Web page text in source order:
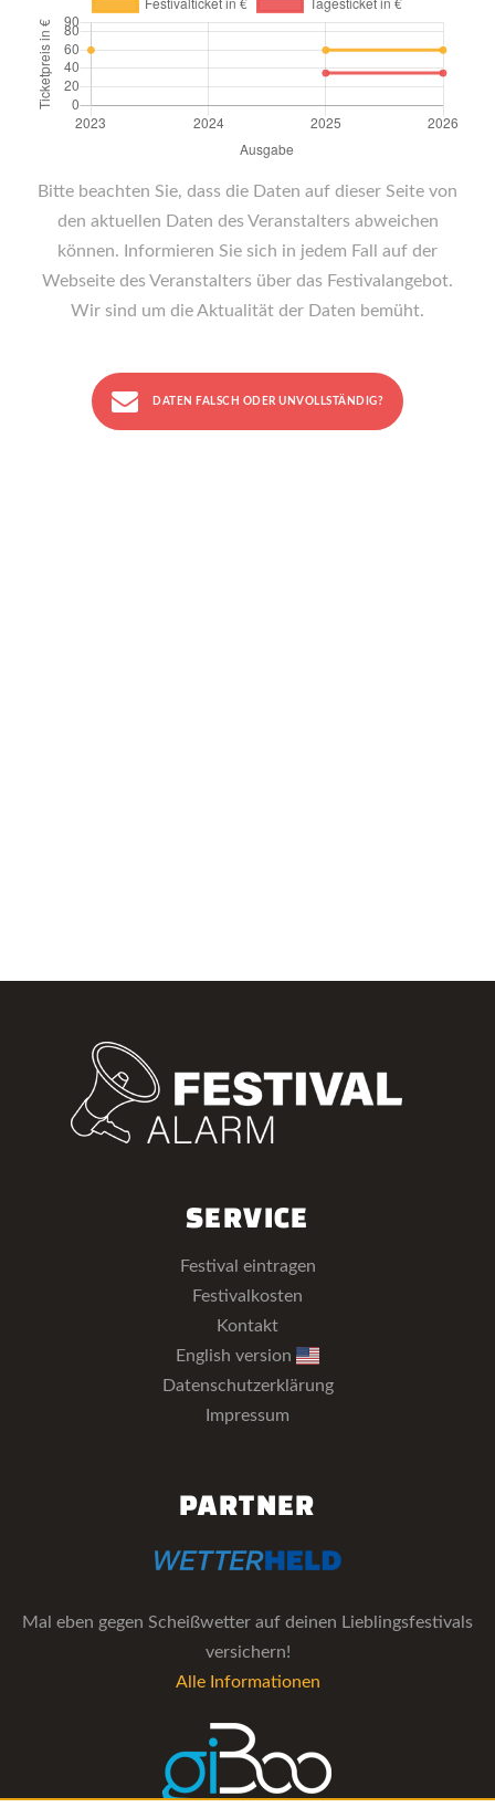
Bitte beachten Sie, dass die Daten auf dieser Seite von
den aktuellen Daten des Veranstalters abweichen
können. Informieren Sie sich in jedem Fall auf der
Webseite des Veranstalters über das Festivalangebot.
Wir sind um die Aktualität der Daten bemüht.
DATEN FALSCH ODER UNVOLLSTÄNDIG?
SERVICE
Festival eintragen
Festivalkosten
Kontakt
English version
Datenschutzerklärung
Impressum
PARTNER
Mal eben gegen Scheißwetter auf deinen Lieblingsfestivals
versichern!
Alle Informationen